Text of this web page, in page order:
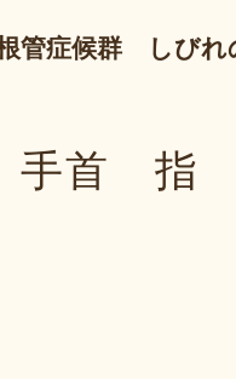
管症候群 しびれ
手首 指